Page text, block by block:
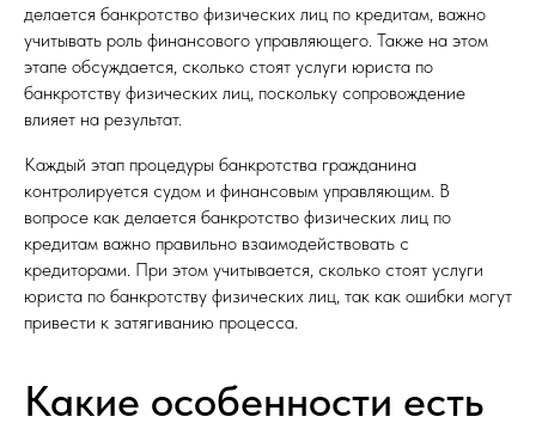
делается банкротство физических лиц по кредитам, важно
учитывать роль финансового управляющего. Также на этом
этапе обсуждается, сколько стоят услуги юриста по
банкротству физических лиц, поскольку сопровождение
влияет на результат.
Каждый этап процедуры банкротства гражданина
контролируется судом и финансовым управляющим. В
вопросе как делается банкротство физических лиц по
кредитам важно правильно взаимодействовать с
кредиторами. При этом учитывается, сколько стоят услуги
юриста по банкротству физических лиц, так как ошибки могут
привести к затягиванию процесса.
Какие особенности есть